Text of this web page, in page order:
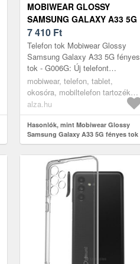
MOBIWEAR GLOSSY
SAMSUNG GALAXY A33 5G
FÉNYES TOK - G006G
7 410 Ft
Telefon tok Mobiwear Glossy
Samsung Galaxy A33 5G fényes
tok - G006G: Új telefont
vásároltál, és félsz az esetleges
sérülésektől? Ezen praktikus
SA...
mobiwear, telefon, tablet,
okosóra, mobiltelefon tartozékok,
tokok
alza.hu
Hasonlók, mint Mobiwear Glossy
Samsung Galaxy A33 5G fényes tok
- G006G